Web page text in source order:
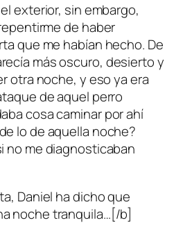
exterior, sin embargo,
de haber
que me habían hecho. De
más oscuro, desierto y
otra noche, y eso ya era
de aquel perro
cosa caminar por ahí
lo de aquella noche?
no me diagnosticaban
Daniel ha dicho que
noche tranquila…[/b]